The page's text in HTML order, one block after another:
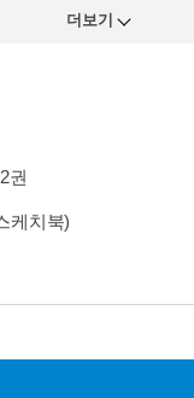
더보기
권
케치북)